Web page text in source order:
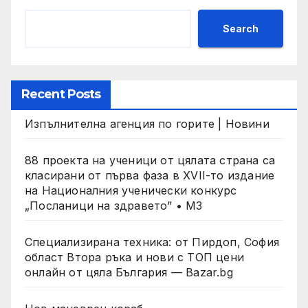
Search
Recent Posts
Изпълнителна агенция по горите | Новини
88 проекта на ученици от цялата страна са
класирани от първа фаза в XVII-то издание
на Националния ученически конкурс
„Посланици на здравето” • МЗ
Специализирана техника: от Пирдоп, София
област Втора ръка и нови с ТОП цени
онлайн от цяла България — Bazar.bg